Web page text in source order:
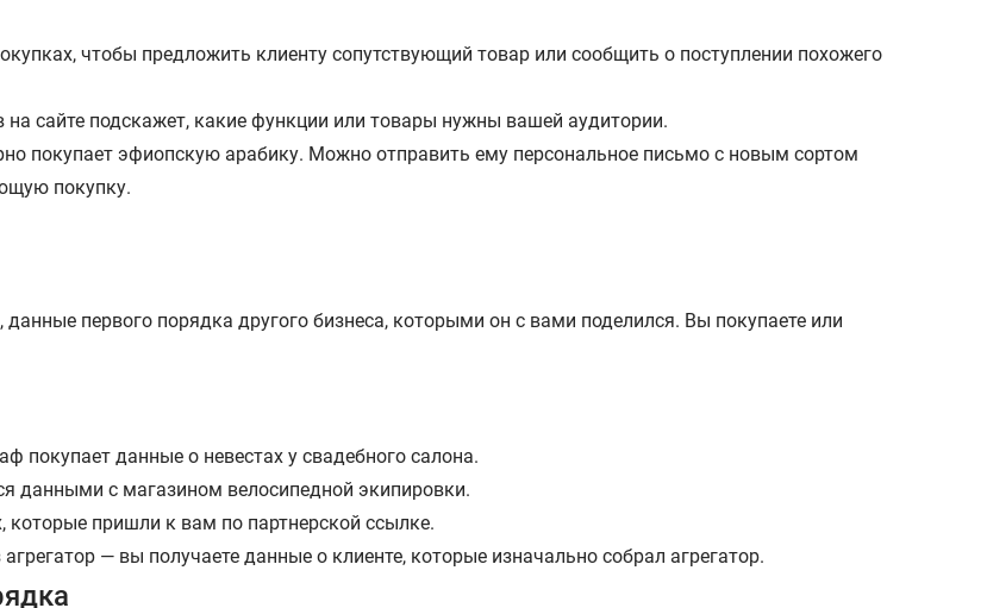
чтобы предложить клиенту сопутствующий товар или сообщить о поступлении похожего
сайте подскажет, какие функции или товары нужны вашей аудитории.
покупает эфиопскую арабику. Можно отправить ему персональное письмо с новым сортом
покупку.
первого порядка другого бизнеса, которыми он с вами поделился. Вы покупаете или
данные о невестах у свадебного салона.
данными с магазином велосипедной экипировки.
пришли к вам по партнерской ссылке.
— вы получаете данные о клиенте, которые изначально собрал агрегатор.